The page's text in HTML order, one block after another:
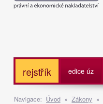
rejstřík edice úz
Navigace: Úvod » Zákony »